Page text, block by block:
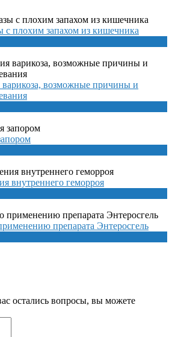
с плохим запахом из кишечника
возможные причины и
внутреннего геморроя
препарата Энтеросгель
остались вопросы, вы можете